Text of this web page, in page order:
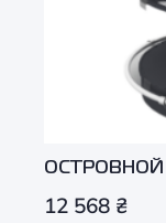
12 568 ₴